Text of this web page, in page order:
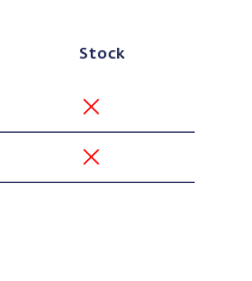
Stock